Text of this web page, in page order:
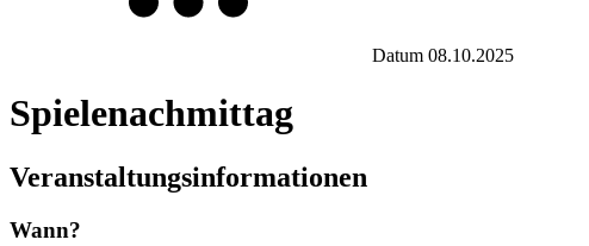
Datum 08.10.2025
Spielenachmittag
Veranstaltungsinformationen
Wann?